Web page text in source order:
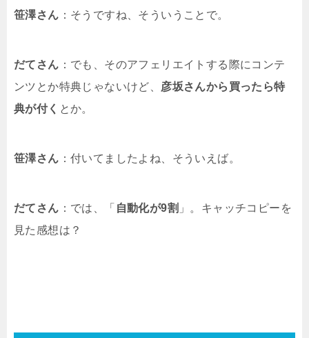
笹澤さん ：そうですね、そういうことで。
だてさん ：でも、そのアフェリエイトする際にコンテ
ンツとか特典じゃないけど、 彦坂さんから買ったら特
典が付く とか。
笹澤さん ：付いてましたよね、そういえば。
だてさん ：では、「 自動化が9割 」。キャッチコピーを
見た感想は？